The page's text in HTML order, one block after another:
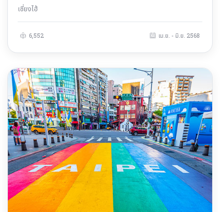
เซี่ยงไฮ้
6,552 เม.ย. - มิ.ย. 2568